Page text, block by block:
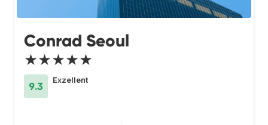
Conrad Seoul
★★★★★
9.3
Exzellent